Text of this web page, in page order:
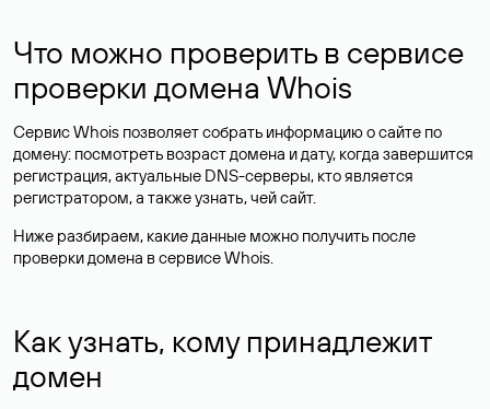
Что можно проверить в сервисе
проверки домена Whois
Сервис Whois позволяет собрать информацию о сайте по
домену: посмотреть возраст домена и дату, когда завершится
регистрация, актуальные DNS-серверы, кто является
регистратором, а также узнать, чей сайт.
Ниже разбираем, какие данные можно получить после
проверки домена в сервисе Whois.
Как узнать, кому принадлежит
домен